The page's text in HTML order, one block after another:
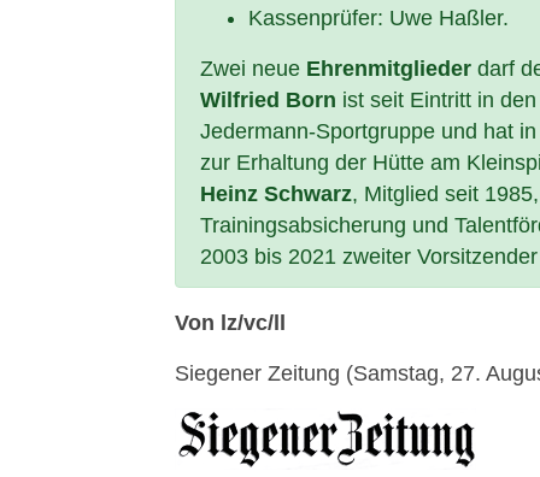
Kassenprüfer: Uwe Haßler.
Zwei neue Ehrenmitglieder darf
Wilfried Born ist seit Eintritt in
Jedermann-Sportgruppe und hat
zur Erhaltung der Hütte am
Heinz Schwarz, Mitglied seit
Trainingsabsicherung und
2003 bis 2021 zweiter
Von lz/vc/ll
Siegener Zeitung (Samstag, 27.